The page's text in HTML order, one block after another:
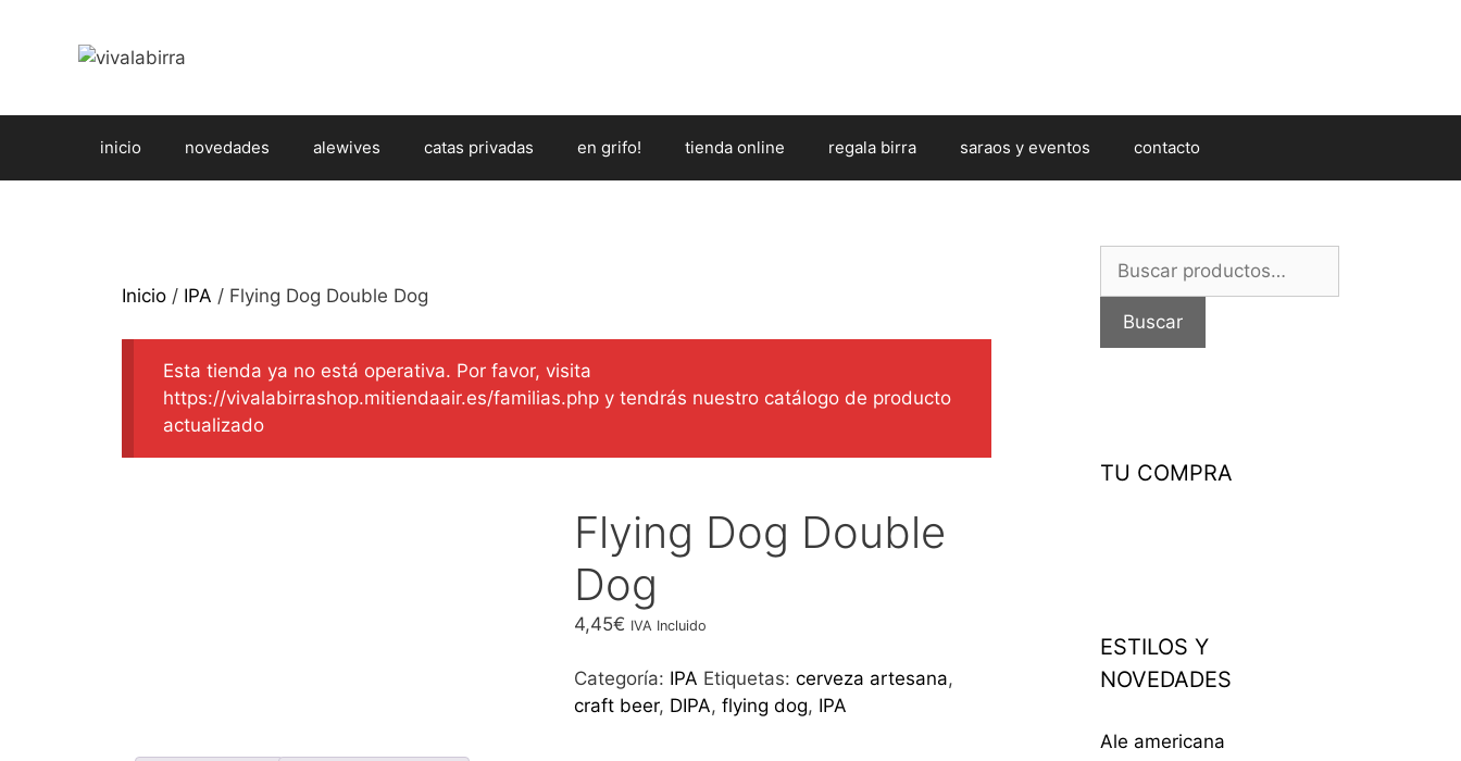
contenido
inicio novedades alewives catas privadas en grifo! tienda online regala birra saraos y eventos contacto
Inicio / IPA / Flying Dog Double Dog
Esta tienda ya no está operativa. Por favor, visita
https://vivalabirrashop.mitiendaair.es/familias.php y tendrás nuestro catálogo de producto
actualizado
Flying Dog Double
Dog
4,45€ IVA Incluido
Categoría: IPA Etiquetas: cerveza artesana,
craft beer, DIPA, flying dog, IPA
por:
Buscar
TU COMPRA
ESTILOS Y
NOVEDADES
Ale americana